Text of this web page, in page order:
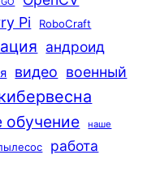
Pi RoboCraft
андроид
видео военный
наше
работа